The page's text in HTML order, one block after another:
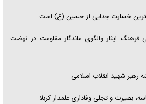
خسارت جدایی از حسین (ع) است
فرهنگ ایثار والگوی ماندگار مقاومت در نهضت
بصیرت و تجلی وفاداری علمدار کربلا